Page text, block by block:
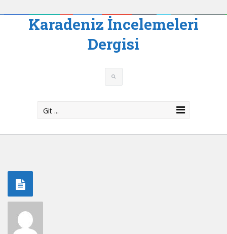
Karadeniz İncelemeleri
Dergisi
Git ...